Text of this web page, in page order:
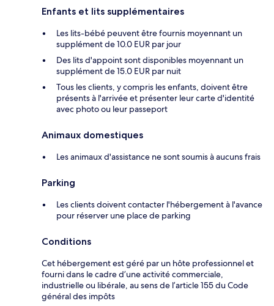
Enfants et lits supplémentaires
Les lits-bébé peuvent être fournis moyennant un
supplément de 10.0 EUR par jour
Des lits d'appoint sont disponibles moyennant un
supplément de 15.0 EUR par nuit
Tous les clients, y compris les enfants, doivent être
présents à l'arrivée et présenter leur carte d'identité
avec photo ou leur passeport
Animaux domestiques
Les animaux d'assistance ne sont soumis à aucuns frais
Parking
Les clients doivent contacter l'hébergement à l'avance
pour réserver une place de parking
Conditions
Cet hébergement est géré par un hôte professionnel et
fourni dans le cadre d’une activité commerciale,
industrielle ou libérale, au sens de l’article 155 du Code
général des impôts